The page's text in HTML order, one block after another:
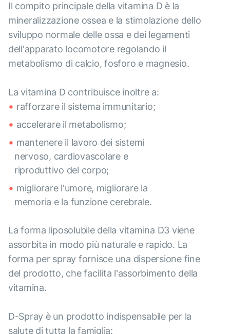
Il compito principale della vitamina D è la
mineralizzazione ossea e la stimolazione dello
sviluppo normale delle ossa e dei legamenti
dell'apparato locomotore regolando il
metabolismo di calcio, fosforo e magnesio.
La vitamina D contribuisce inoltre a:
rafforzare il sistema immunitario;
accelerare il metabolismo;
mantenere il lavoro dei sistemi
nervoso, cardiovascolare e
riproduttivo del corpo;
migliorare l'umore, migliorare la
memoria e la funzione cerebrale.
La forma liposolubile della vitamina D3 viene
assorbita in modo più naturale e rapido. La
forma per spray fornisce una dispersione fine
del prodotto, che facilita l'assorbimento della
vitamina.
D-Spray è un prodotto indispensabile per la
salute di tutta la famiglia: